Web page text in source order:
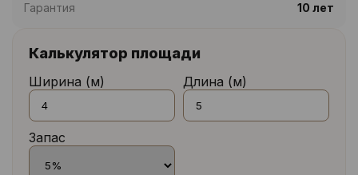
Гарантия 10 лет
Калькулятор площади
Ширина (м) Длина (м)
Запас